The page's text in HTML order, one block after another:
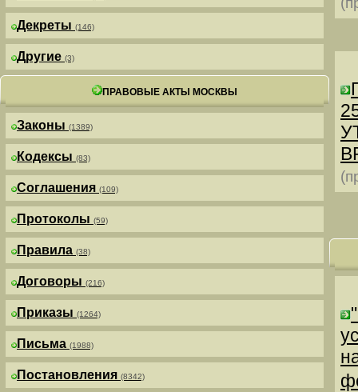
Декреты (146)
Другие (3)
ПРАВОВЫЕ АКТЫ МОСКВЫ
Законы (1389)
Кодексы (83)
Соглашения (109)
Протоколы (59)
Правила (38)
Договоры (216)
Приказы (1264)
Письма (1988)
Постановления (8342)